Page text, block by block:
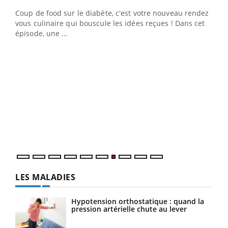
Coup de food sur le diabète, c'est votre nouveau rendez-
vous culinaire qui bouscule les idées reçues ! Dans cet
épisode, une ...
LES MALADIES
Hypotension orthostatique : quand la
pression artérielle chute au lever